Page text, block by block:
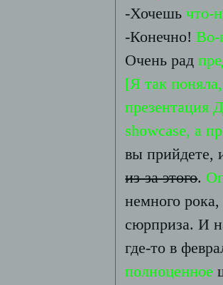
-Хочешьчто-
-Конечно!Во-
Очень рад
[Я так
презентация
showcase, а
вы прийдете,
из-за этого.
немного
сюрприза. И
где-то в
полноценное